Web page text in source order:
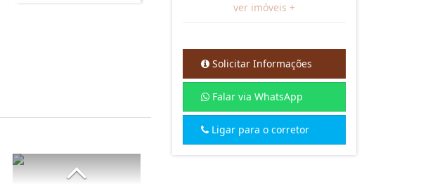
ver imóveis +
Solicitar Informações
Falar via WhatsApp
Ligar para o corretor